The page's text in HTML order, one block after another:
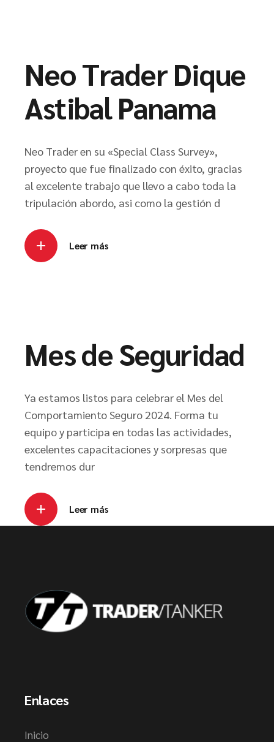
Neo Trader Dique
Astibal Panama
Neo Trader en su «Special Class Survey»,
proyecto que fue finalizado con éxito, gracias
al excelente trabajo que llevo a cabo toda la
tripulación abordo, asi como la gestión d
Leer más
Mes de Seguridad
Ya estamos listos para celebrar el Mes del
Comportamiento Seguro 2024. Forma tu
equipo y participa en todas las actividades,
excelentes capacitaciones y sorpresas que
tendremos dur
Leer más
Enlaces
Inicio